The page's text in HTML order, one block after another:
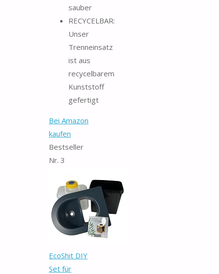
sauber
RECYCELBAR:
Unser
Trenneinsatz
ist aus
recycelbarem
Kunststoff
gefertigt
Bei Amazon
kaufen
Bestseller
Nr. 3
EcoShit DIY
Set für